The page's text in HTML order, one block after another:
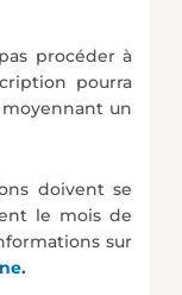
procéder à
pourra
moyennant un
doivent se
le mois de
sur
.